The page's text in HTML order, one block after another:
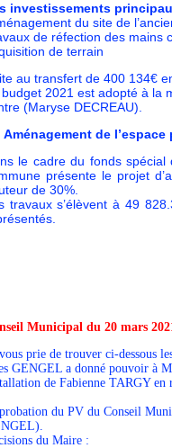
investissements
du site de
de réfection des mains
de terrain
au transfert de 400 134€
budget 2021 est adopté à la
(Maryse DECREAU).
Aménagement de
le cadre du fonds
présente le projet
de 30%.
travaux s’élèvent à 49
Municipal du 20 mars
prie de trouver ci-dessous
GENGEL a donné pouvoir à
de Fabienne TARGY en
du PV du Conseil
du Maire :